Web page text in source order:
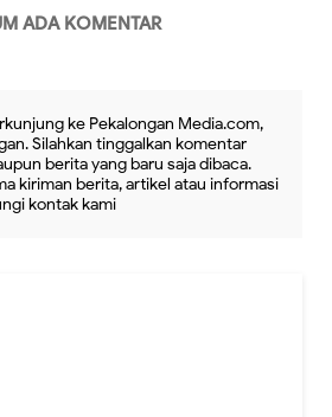
ADA KOMENTAR
ke Pekalongan Media.com,
Silahkan tinggalkan komentar
berita yang baru saja dibaca.
kiriman berita, artikel atau informasi
kontak kami